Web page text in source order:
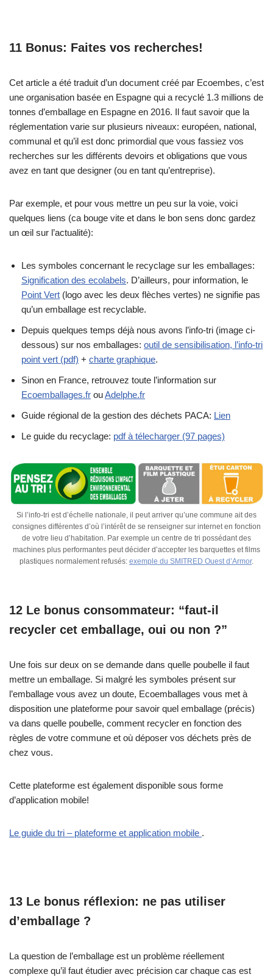
11 Bonus: Faites vos recherches!
Cet article a été traduit d’un document créé par Ecoembes, c’est
une organisation basée en Espagne qui a recyclé 1.3 millions de
tonnes d’emballage en Espagne en 2016. Il faut savoir que la
réglementation varie sur plusieurs niveaux: européen, national,
communal et qu’il est donc primordial que vous fassiez vos
recherches sur les différents devoirs et obligations que vous
avez en tant que designer (ou en tant qu’entreprise).
Par exemple, et pour vous mettre un peu sur la voie, voici
quelques liens (ca bouge vite et dans le bon sens donc gardez
un œil sur l’actualité):
Les symboles concernant le recyclage sur les emballages:
Signification des ecolabels. D’ailleurs, pour information, le
Point Vert (logo avec les deux flèches vertes) ne signifie pas
qu’un emballage est recyclable.
Depuis quelques temps déjà nous avons l’info-tri (image ci-
dessous) sur nos emballages: outil de sensibilisation, l’info-tri
point vert (pdf) + charte graphique.
Sinon en France, retrouvez toute l’information sur
Ecoemballages.fr ouAdelphe.fr
Guide régional de la gestion des déchets PACA: Lien
Le guide du recyclage: pdf à télecharger (97 pages)
Si l’info-tri est d’échelle nationale, il peut arriver qu’une commune ait des
consignes différentes d’où l’intérêt de se renseigner sur internet en fonction
de votre lieu d’habitation. Par exemple un centre de tri possédant des
machines plus performantes peut décider d’accepter les barquettes et films
plastiques normalement refusés: exemple du SMITRED Ouest d’Armor.
12 Le bonus consommateur: “faut-il
recycler cet emballage, oui ou non ?”
Une fois sur deux on se demande dans quelle poubelle il faut
mettre un emballage. Si malgré les symboles présent sur
l’emballage vous avez un doute, Ecoemballages vous met à
disposition une plateforme pour savoir quel emballage (précis)
va dans quelle poubelle, comment recycler en fonction des
règles de votre commune et où déposer vos déchets près de
chez vous.
Cette plateforme est également disponible sous forme
d’application mobile!
Le guide du tri – plateforme et application mobile .
13 Le bonus réflexion: ne pas utiliser
d’emballage ?
La question de l’emballage est un problème réellement
complexe qu’il faut étudier avec précision car chaque cas est